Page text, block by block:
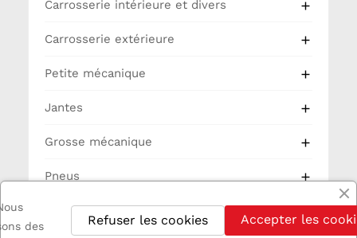
Carrosserie intérieure et divers 
Carrosserie extérieure 
Petite mécanique 
Jantes 
Grosse mécanique 
Pneus 
Partie Cycle
des
Accepter les
Refuser les cookies